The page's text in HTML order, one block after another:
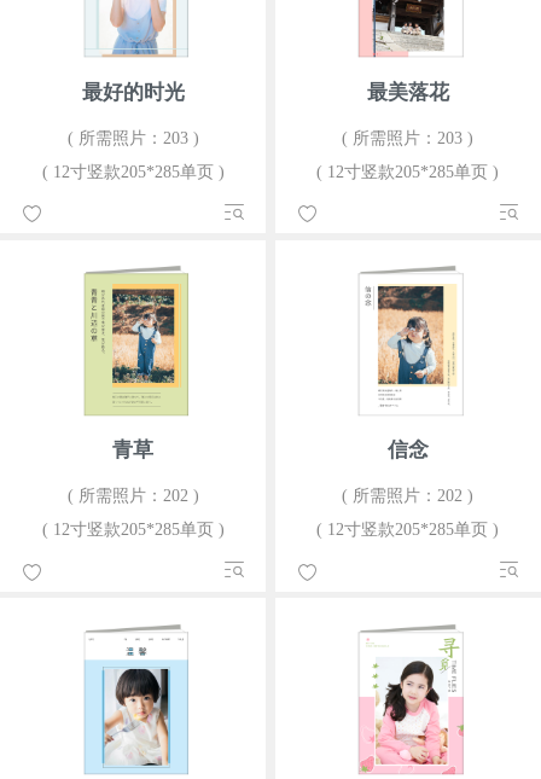
最好的时光
( 所需照片：203 )
( 12寸竖款205*285单页 )
最美落花
( 所需照片：203 )
( 12寸竖款205*285单页 )
青草
( 所需照片：202 )
( 12寸竖款205*285单页 )
信念
( 所需照片：202 )
( 12寸竖款205*285单页 )